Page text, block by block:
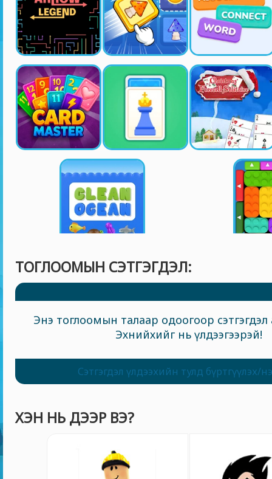
ТОГЛООМЫН СЭТГЭГДЭЛ:
Энэ тоглоомын талаар одоогоор сэтгэгдэл
Эхнийхийг нь үлдээгээрэй!
Сэтгэгдэл үлдээхийн тулд бүртгүүлэх/
ХЭН НЬ ДЭЭР ВЭ?